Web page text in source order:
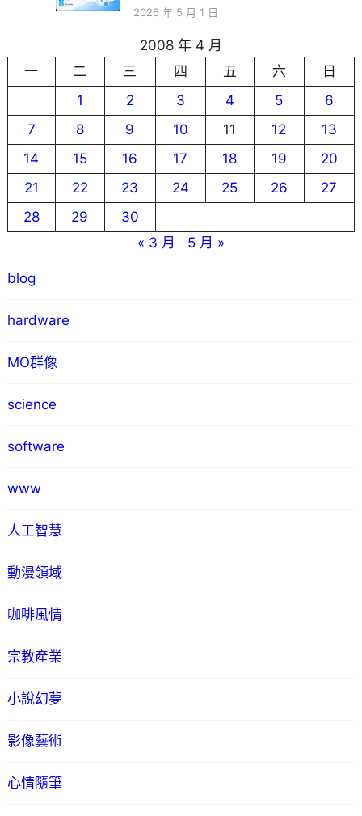
2026 年 5 月 1 日
2008 年 4 月
一
二 三 四 五 六
日
1
2 3 4 5
6
7
8 9 10 11 12
13
14
15 16 17 18 19
20
21
22 23 24 25 26
27
28
29
30
« 3 月
5 月 »
blog
hardware
MO群像
science
software
www
人工智慧
動漫領域
咖啡風情
宗教產業
小說幻夢
影像藝術
心情隨筆